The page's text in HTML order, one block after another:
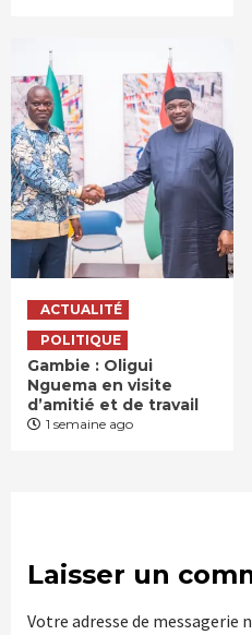
ACTUALITÉ
POLITIQUE
Gambie : Oligui
Nguema en visite
d’amitié et de travail
1 semaine ago
Laisser un
Votre adresse de messagerie